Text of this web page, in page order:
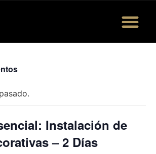
Instalación de
– 2 Días